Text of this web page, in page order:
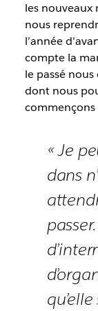
les nouveaux
nous
l’année
compte la
le passé
dont nous
commençons
« Je
dans